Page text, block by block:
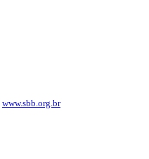
www.sbb.org.br